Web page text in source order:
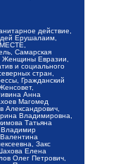
действие,
Ерушалаим,
Самарская
Женщины Евразии,
и социального
стран,
Гражданский
Анна
Магомед
Владимировна,
Татьяна
Владимир
Закс
Елена
Олег Петрович,